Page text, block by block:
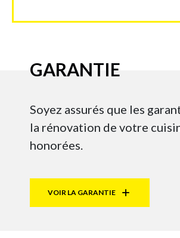
GARANTIE
Soyez assurés que les
la rénovation de votre
honorées.
VOIR LA GARANTIE